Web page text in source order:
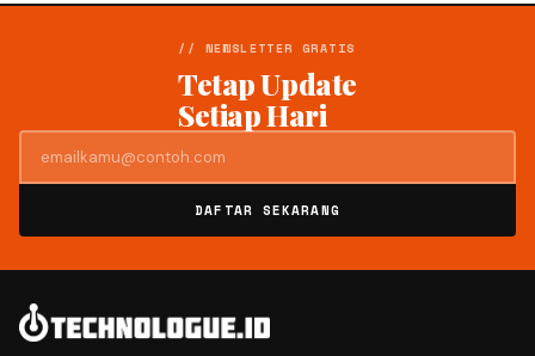
// NEWSLETTER GRATIS
Tetap Update
Setiap Hari
DAFTAR SEKARANG